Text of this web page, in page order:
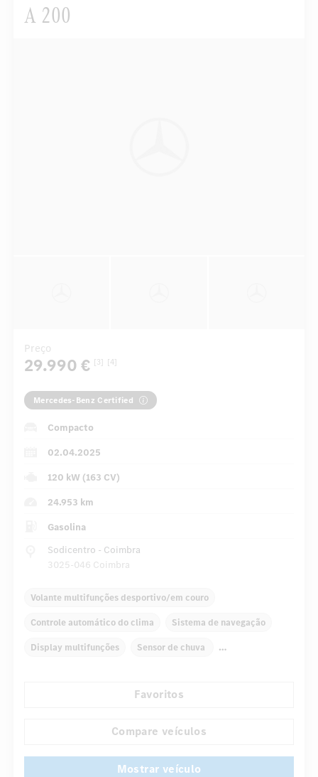
A 200
Preço
29.990 € [3] [4]
Mercedes-Benz Certified
Compacto
02.04.2025
120 kW (163 CV)
24.953 km
Gasolina
Sodicentro - Coimbra
3025-046 Coimbra
Volante multifunções desportivo/em couro
Controle automático do clima Sistema de navegação
Display multifunções Sensor de chuva
Retrovisor interno com escurecimento automático
Favoritos
Compare veículos
Mostrar veículo